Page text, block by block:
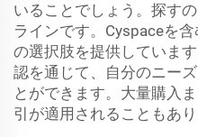
いることでしょう。探す
ラインです。Cyspaceを
の選択肢を提供していま
認を通じて、自分のニー
とができます。大量購入
引が適用されることもあ